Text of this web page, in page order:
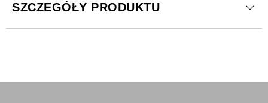
SZCZEGÓŁY PRODUKTU